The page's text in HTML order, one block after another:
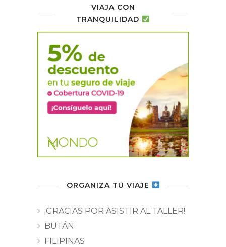
VIAJA CON
TRANQUILIDAD
ORGANIZA TU VIAJE
¡GRACIAS POR ASISTIR AL TALLER!
BUTÁN
FILIPINAS